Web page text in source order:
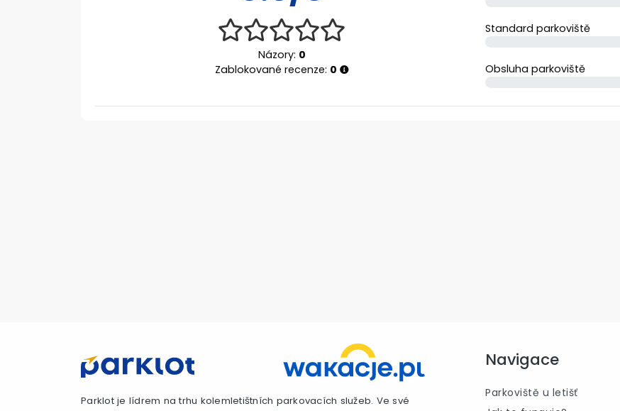
Názory: 0
Zablokované recenze: 0
Standard parkoviště
Obsluha parkoviště
Parklot je lídrem na trhu kolemletištních parkovacích služeb. Ve své
Navigace
Parkoviště u letišť